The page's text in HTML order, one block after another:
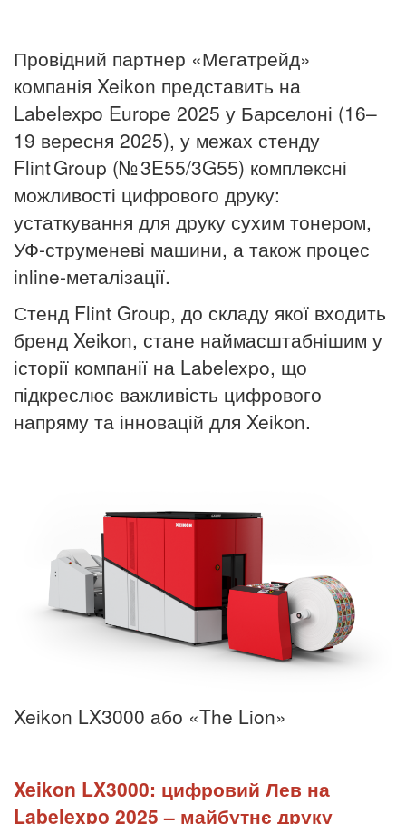
Провідний партнер «Мегатрейд»
компанія Xeikon представить на
Labelexpo Europe 2025 у Барселоні (16–
19 вересня 2025), у межах стенду
Flint Group (№ 3E55/3G55) комплексні
можливості цифрового друку:
устаткування для друку сухим тонером,
УФ-струменеві машини, а також процес
inline-металізації.
Стенд Flint Group, до складу якої входить
бренд Xeikon, стане наймасштабнішим у
історії компанії на Labelexpo, що
підкреслює важливість цифрового
напряму та інновацій для Xeikon.
Xeikon LX3000 або «The Lion»
Xeikon LX3000: цифровий Лев на
Labelexpo 2025 – майбутнє друку